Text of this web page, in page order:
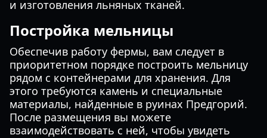
и изготовления льняных тканей.
Постройка мельницы
Обеспечив работу фермы, вам следует в
приоритетном порядке построить мельницу
рядом с контейнерами для хранения. Для
этого требуются камень и специальные
материалы, найденные в руинах Предгорий.
После размещения вы можете
взаимодействовать с ней, чтобы увидеть